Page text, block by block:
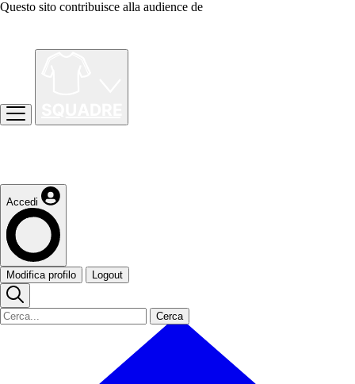
Questo sito contribuisce alla audience de
Accedi
Modifica profilo Logout
Cerca